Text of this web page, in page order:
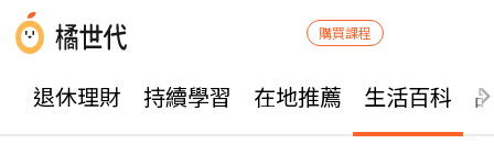
購買課程
退休理財 持續學習 在地推薦 生活百科